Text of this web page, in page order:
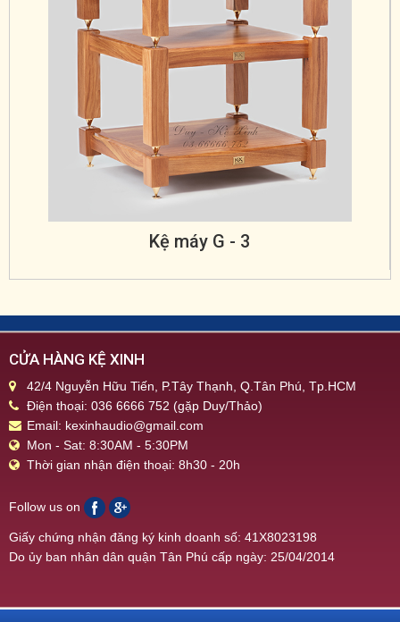
Kệ máy G - 3
CỬA HÀNG KỆ XINH
42/4 Nguyễn Hữu Tiến, P.Tây Thạnh, Q.Tân Phú, Tp.HCM
Điện thoại: 036 6666 752 (gặp Duy/Thảo)
Email: kexinhaudio@gmail.com
Mon - Sat: 8:30AM - 5:30PM
Thời gian nhận điện thoại: 8h30 - 20h
Follow us on
Giấy chứng nhận đăng ký kinh doanh số: 41X8023198
Do ủy ban nhân dân quận Tân Phú cấp ngày: 25/04/2014